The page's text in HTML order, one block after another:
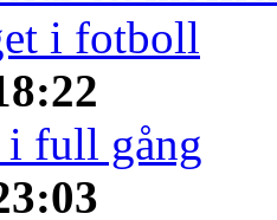
i fotboll
i full gång